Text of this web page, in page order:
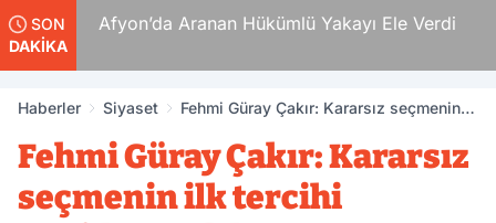
SON
DAKİKA
Afyon’da Aranan Hükümlü Yakayı Ele Verdi
Haberler Siyaset
Fehmi Güray Çakır: Kararsız seçmenin
Fehmi Güray Çakır: Kararsız
seçmenin ilk tercihi